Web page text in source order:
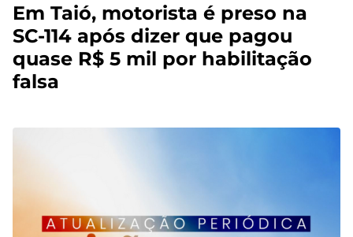
Em Taió, motorista é preso na
SC-114 após dizer que pagou
quase R$ 5 mil por habilitação
falsa